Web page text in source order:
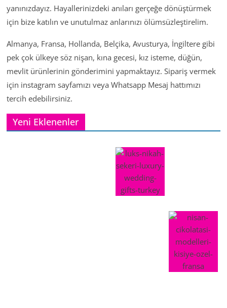
yanınızdayız. Hayallerinizdeki anıları gerçeğe dönüştürmek
için bize katılın ve unutulmaz anlarınızı ölümsüzleştirelim.
Almanya, Fransa, Hollanda, Belçika, Avusturya, İngiltere gibi
pek çok ülkeye söz nişan, kına gecesi, kız isteme, düğün,
mevlit ürünlerinin gönderimini yapmaktayız. Sipariş vermek
için instagram sayfamızı veya Whatsapp Mesaj hattımızı
tercih edebilirsiniz.
Yeni Eklenenler